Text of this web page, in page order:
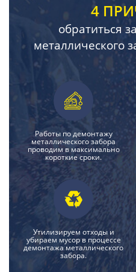
4
обратиться
металлического
Работы по демонтажу
металлического забора
проводим в максимально
короткие сроки.
Утилизируем отходы и
убираем мусор в процессе
демонтажа металлического
забора.